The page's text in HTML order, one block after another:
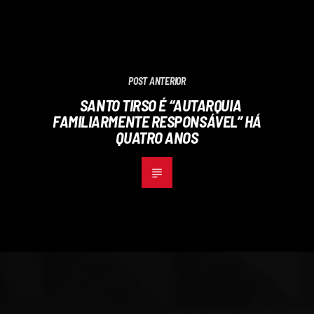
POST ANTERIOR
SANTO TIRSO É “AUTARQUIA
FAMILIARMENTE RESPONSÁVEL” HÁ
QUATRO ANOS